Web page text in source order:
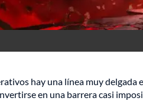
hay una línea muy
en una barrera casi